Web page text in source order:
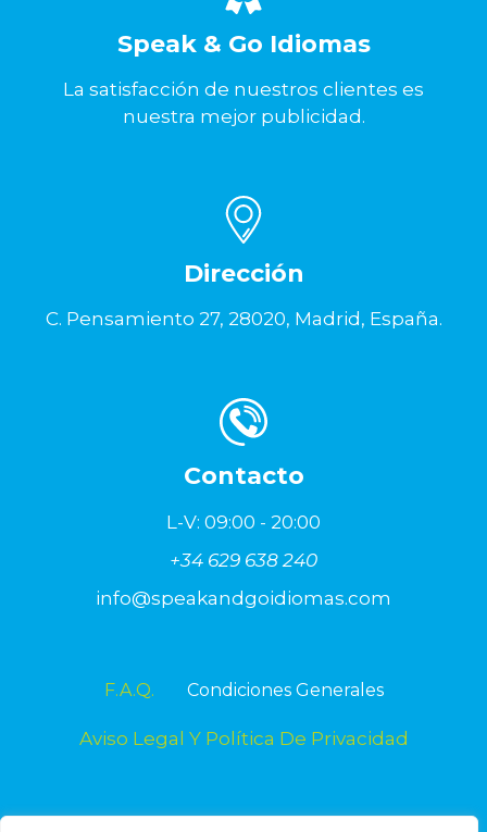
Speak & Go Idiomas
La satisfacción de nuestros clientes es
nuestra mejor publicidad.
Dirección
C. Pensamiento 27, 28020, Madrid, España.
Contacto
L-V: 09:00 - 20:00
+34 629 638 240
info@speakandgoidiomas.com
F.A.Q. Condiciones Generales
Aviso Legal Y Política De Privacidad